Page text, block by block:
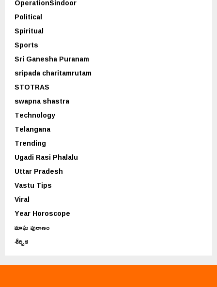
OperationSindoor
Political
Spiritual
Sports
Sri Ganesha Puranam
sripada charitamrutam
STOTRAS
swapna shastra
Technology
Telangana
Trending
Ugadi Rasi Phalalu
Uttar Pradesh
Vastu Tips
Viral
Year Horoscope
మాఘ పురాణం
శీర్షిక